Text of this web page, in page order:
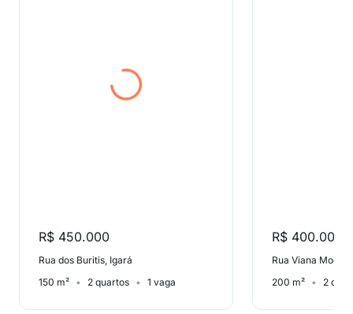
R$ 450.000
Rua dos Buritis, Igará
150 m²
2 quartos 1 vaga
R$ 400.000
Rua Viana Moog,
200 m²
2